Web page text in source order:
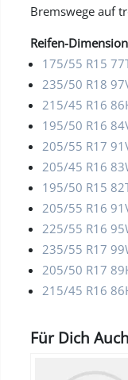
Bremswege auf
Reifen-
175/55 R15
235/50 R18
215/45 R16
195/50 R16
205/55 R17
205/45 R16
195/50 R15
205/55 R16
225/55 R16
235/55 R17
205/50 R17
215/45 R16
Für Dich